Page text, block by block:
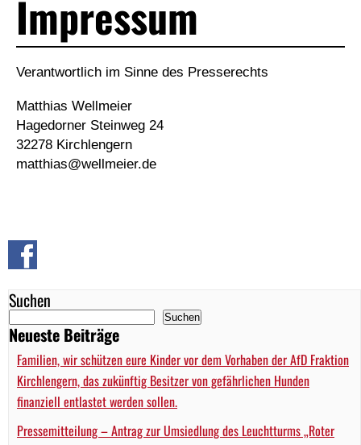
Suchen
Suchen
Neueste Beiträge
Familien, wir schützen eure Kinder vor dem Vorhaben der AfD Fraktion
Kirchlengern, das zukünftig Besitzer von gefährlichen Hunden
finanziell entlastet werden sollen.
Pressemitteilung – Antrag zur Umsiedlung des Leuchtturms „Roter
Impressum
Verantwortlich im Sinne des Presserechts
Matthias Wellmeier
Hagedorner Steinweg 24
32278 Kirchlengern
matthias@wellmeier.de